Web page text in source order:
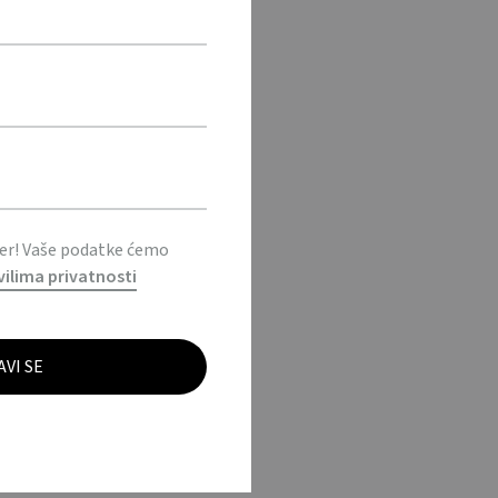
Vaše podatke ćemo
privatnosti